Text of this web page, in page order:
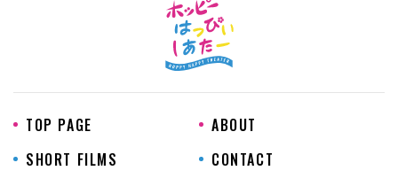
TOP PAGE
SHORT FILMS
ABOUT
CONTACT